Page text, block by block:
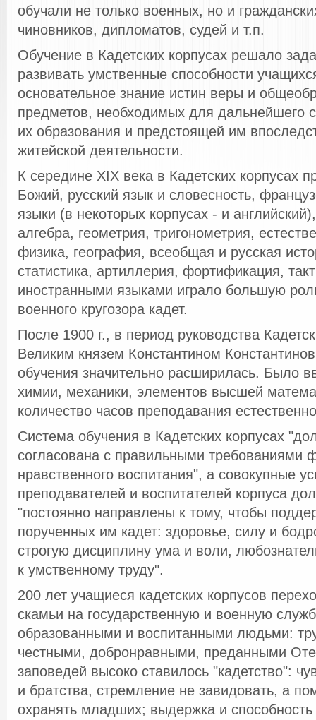
обучали не только военных, но и
чиновников, дипломатов, судей и т.п.
Обучение в Кадетских корпусах решало
развивать умственные способности
основательное знание истин веры и
предметов, необходимых для дальнейшего
их образования и предстоящей им
житейской деятельности.
К середине XIX века в Кадетских корпусах
Божий, русский язык и словесность,
языки (в некоторых корпусах - и
алгебра, геометрия, тригонометрия,
физика, география, всеобщая и русская
статистика, артиллерия, фортификация,
иностранными языками играло большую
военного кругозора кадет.
После 1900 г., в период руководства
Великим князем Константином
обучения значительно расширилась. Было
химии, механики, элементов высшей
количество часов преподавания
Система обучения в Кадетских корпусах
согласована с правильными требованиями
нравственного воспитания", а совокупные
преподавателей и воспитателей корпуса
"постоянно направлены к тому, чтобы
порученных им кадет: здоровье, силу и
строгую дисциплину ума и воли,
к умственному труду".
200 лет учащиеся кадетских корпусов
скамьи на государственную и военную
образованными и воспитанными людьми:
честными, добронравными, преданными
заповедей высоко ставилось "кадетство":
и братства, стремление не завидовать, а
охранять младших; выдержка и